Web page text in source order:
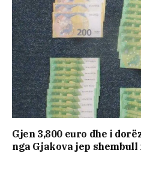
Gjen 3,800 euro dhe i
nga Gjakova jep